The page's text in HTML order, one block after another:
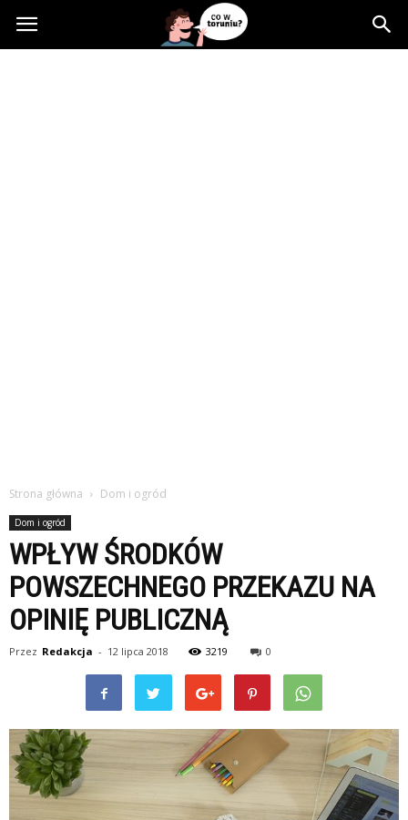
Cowtoruniu.pl
Strona główna Dom i ogród
Dom i ogród
WPŁYW ŚRODKÓW
POWSZECHNEGO PRZEKAZU NA
OPINIĘ PUBLICZNĄ
Przez Redakcja - 12 lipca 2018 3219 0